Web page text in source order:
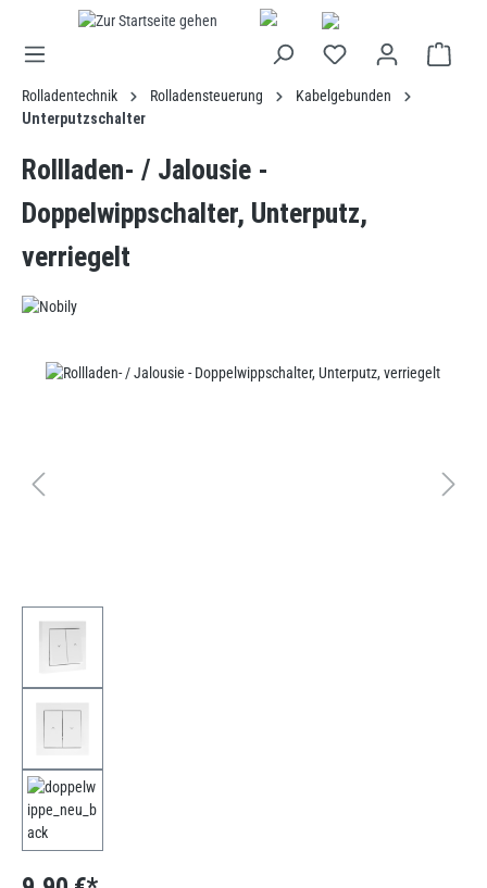
springen
Rolladentechnik Rolladensteuerung
Kabelgebunden
Unterputzschalter
Rollladen- / Jalousie -
Doppelwippschalter, Unterputz,
verriegelt
Bildergalerie überspringen